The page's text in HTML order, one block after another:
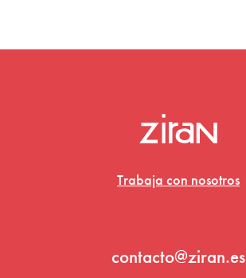
Trabaja con nosotros
contacto@ziran.es